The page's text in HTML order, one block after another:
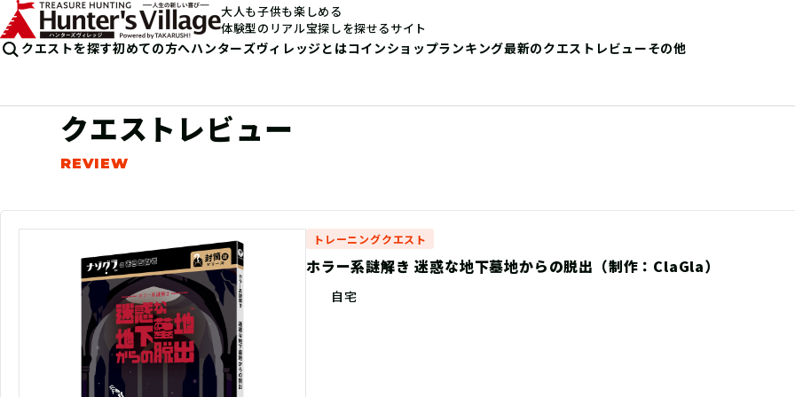
大人も子供も楽しめる
体験型のリアル宝探しを探せるサイト
クエストを探す初めての方へハンターズヴィレッジとはコインショップランキング最新のクエストレビューその他
クエストレビュー
トレーニングクエスト
ホラー系謎解き 迷惑な地下墓地からの脱出（制作：ClaGla）
自宅